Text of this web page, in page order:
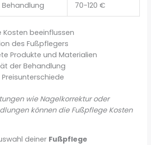
70-120 €
Kosten beeinflussen
des Fußpflegers
Produkte und Materialien
der Behandlung
wie Nagelkorrektur oder
können die Fußpflege Kosten
deiner Fußpflege